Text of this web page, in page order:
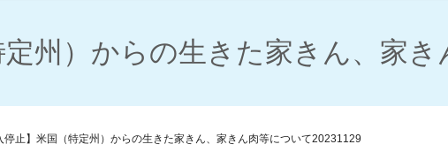
定州）からの生きた家きん、家
停止】米国（特定州）からの生きた家きん、家きん肉等について20231129